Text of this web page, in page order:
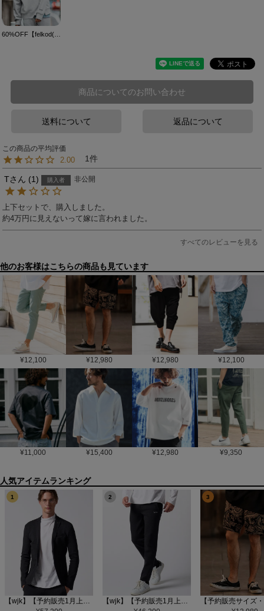
商品についてのお問い合わせ
送料について 返品について
2.00 1
T 1 購入者 非公開
上下セットで、購入しました。
約4万円に見えないって嫁に言われました。
すべてのレビューを見る
他のお客様はこちらの商品も見ています
¥12,100 ¥12,980 ¥12,980 ¥12,100
¥11,000 ¥15,400 ¥12,980 ¥9,350
1
【wjk】【予約販売1月上旬～中旬入荷】function knit jacket(jacquard check) ニットジャケット(207 mw08j)
2
【wjk】【予約販売1月上旬～中旬入荷】function knit easy slacks(jacquard check) ニットイージーパンツ(504 mw08j)
3